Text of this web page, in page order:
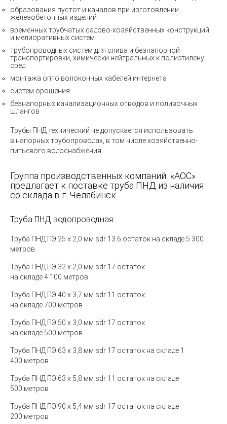
образования пустот и каналов при изготовлении
железобетонных изделий
временных трубчатых садово-хозяйственных конструкций
и мелиоративных систем
трубопроводных систем для слива и безнапорной
транспортировки, химически нейтральных к полиэтилену
сред
монтажа опто волоконных кабелей интернета
систем орошения
безнапорных канализационных отводов и поливочных
шлангов
Трубы ПНД технический не допускается использовать
в напорных трубопроводах, в том числе хозяйственно-
питьевого водоснабжения.
Группа производственных компаний «АОС»
предлагает к поставке труба ПНД из наличия
со склада в г. Челябинск.
Труба ПНД водопроводная:
Труба ПНД ПЭ 25 х 2,0 мм sdr 13.6 остаток на складе 5 300
метров
Труба ПНД ПЭ 32 х 2,0 мм sdr 17 остаток
на складе 4 100 метров
Труба ПНД ПЭ 40 х 3,7 мм sdr 11 остаток
на складе 700 метров
Труба ПНД ПЭ 50 х 3,0 мм sdr 17 остаток
на складе 500 метров
Труба ПНД ПЭ 63 х 3,8 мм sdr 17 остаток на складе 1
400 метров
Труба ПНД ПЭ 63 х 5,8 мм sdr 11 остаток на складе
500 метров
Труба ПНД ПЭ 90 х 5,4 мм sdr 17 остаток на складе
200 метров